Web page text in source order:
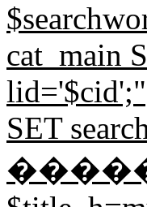
cat_main
SET
�����